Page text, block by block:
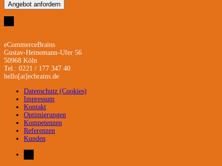
Angebot anfordern
eCommerceBrains
Gustav-Heinemann-Ufer 56
50968 Köln
Tel.: 0221 / 177 347 40
hello[at]ecbrains.de
Datenschutz (Cookies)
Impressum
Kontakt
Optimierungen
Kompetenzen
Referenzen
Kunden